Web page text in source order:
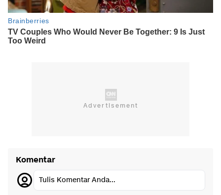
Komentar
Tulis Komentar Anda...